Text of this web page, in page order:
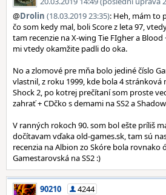
@Drolin (18.03.2019 23:35): Heh, mám to
čo som kedy mal, boli Score z leta 97,
tam recenzie na X-wing Tie FIgher a
mi vtedy okamžite padli do oka.
No a zlomové pre mňa bolo jediné číslo
vlastnil, z roku 1999, kde bola 4 stránková
Shock 2, po kotrej prečítaní som proste
zahrať + CDčko s demami na SS2 a
V ranných rokoch 90. som bol ešte príliš
dočítavam vďaka old-games.sk, tam sú
recenzia na Albion zo Skóre bola rovnako
Gamestarovská na SS2 :)
90210
4244